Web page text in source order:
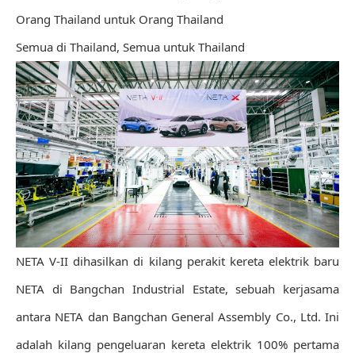
Orang Thailand untuk Orang Thailand
Semua di Thailand, Semua untuk Thailand
NETA V-II dihasilkan di kilang perakit kereta elektrik baru
NETA di Bangchan Industrial Estate, sebuah kerjasama
antara NETA dan Bangchan General Assembly Co., Ltd. Ini
adalah kilang pengeluaran kereta elektrik 100% pertama